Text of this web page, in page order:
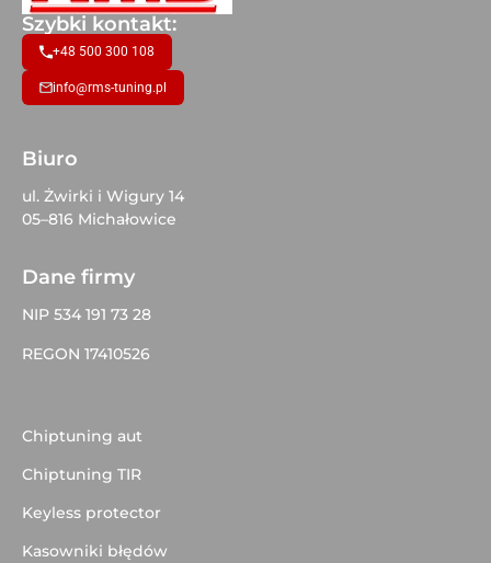
Szybki kontakt:
+48 500 300 108
info@rms-tuning.pl
Biuro
ul. Żwirki i Wigury 14
05–816 Michałowice
Dane firmy
NIP 534 191 73 28
REGON 17410526
Chiptuning aut
Chiptuning TIR
Keyless protector
Kasowniki błędów